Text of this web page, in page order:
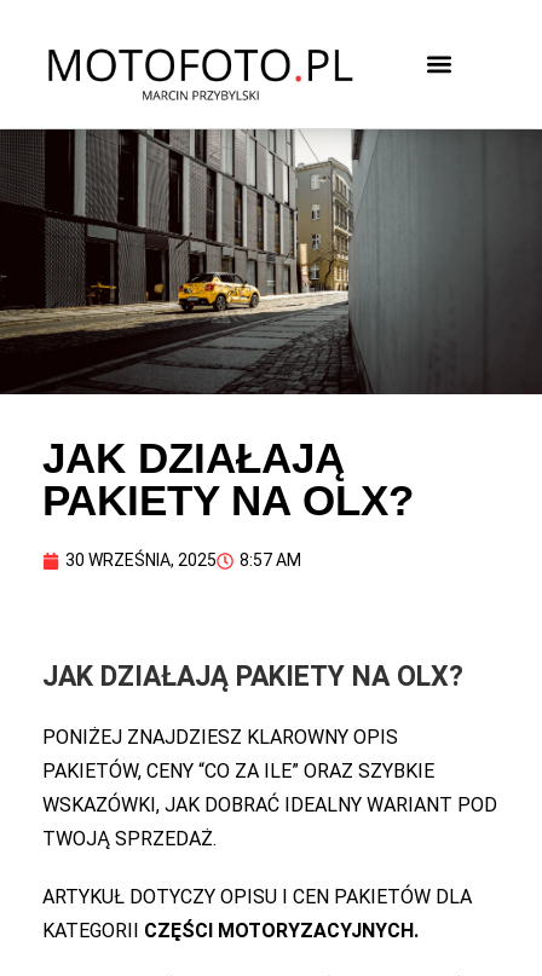
JAK DZIAŁAJĄ
PAKIETY NA OLX?
30 WRZEŚNIA, 2025 8:57 AM
JAK DZIAŁAJĄ PAKIETY NA OLX?
PONIŻEJ ZNAJDZIESZ KLAROWNY OPIS
PAKIETÓW, CENY “CO ZA ILE” ORAZ SZYBKIE
WSKAZÓWKI, JAK DOBRAĆ IDEALNY WARIANT POD
TWOJĄ SPRZEDAŻ.
ARTYKUŁ DOTYCZY OPISU I CEN PAKIETÓW DLA
KATEGORII CZĘŚCI MOTORYZACYJNYCH.